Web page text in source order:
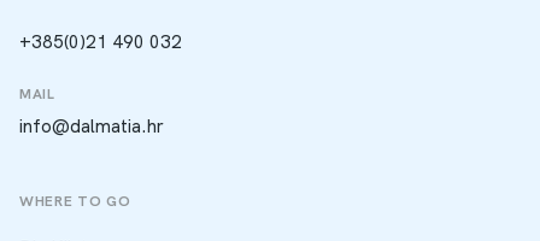
+385(0)21 490 032
MAIL
info@dalmatia.hr
WHERE TO GO